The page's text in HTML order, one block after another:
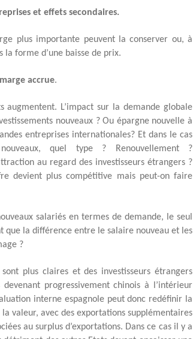
et effets secondaires.
plus importante peuvent la conserver ou, à
la forme d’une baisse de prix.
accrue.
augmentent. L’impact sur la demande globale
nouveaux ? Ou épargne nouvelle à
entreprises internationales? Et dans le cas
nouveaux, quel type ? Renouvellement ?
au regard des investisseurs étrangers ?
devient plus compétitive mais peut-on faire
salariés en termes de demande, le seul
que la différence entre le salaire nouveau et les
?
plus claires et des investisseurs étrangers
progressivement chinois à l’intérieur
interne espagnole peut donc redéfinir la
valeur, avec des exportations supplémentaires
au surplus d’exportations. Dans ce cas il y a